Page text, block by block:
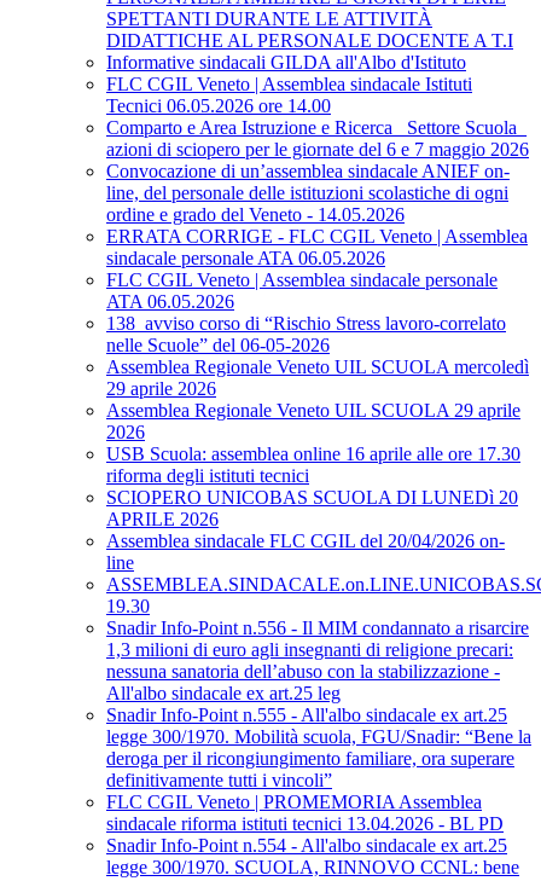
SPETTANTI DURANTE LE ATTIVITÀ
DIDATTICHE AL PERSONALE DOCENTE A T.I
Informative sindacali GILDA all'Albo d'Istituto
FLC CGIL Veneto | Assemblea sindacale Istituti
Tecnici 06.05.2026 ore 14.00
Comparto e Area Istruzione e Ricerca_ Settore Scuola_
azioni di sciopero per le giornate del 6 e 7 maggio 2026
Convocazione di un’assemblea sindacale ANIEF on-
line, del personale delle istituzioni scolastiche di ogni
ordine e grado del Veneto - 14.05.2026
ERRATA CORRIGE - FLC CGIL Veneto | Assemblea
sindacale personale ATA 06.05.2026
FLC CGIL Veneto | Assemblea sindacale personale
ATA 06.05.2026
138_avviso corso di “Rischio Stress lavoro-correlato
nelle Scuole” del 06-05-2026
Assemblea Regionale Veneto UIL SCUOLA mercoledì
29 aprile 2026
Assemblea Regionale Veneto UIL SCUOLA 29 aprile
2026
USB Scuola: assemblea online 16 aprile alle ore 17.30
riforma degli istituti tecnici
SCIOPERO UNICOBAS SCUOLA DI LUNEDì 20
APRILE 2026
Assemblea sindacale FLC CGIL del 20/04/2026 on-
line
19.30
Snadir Info-Point n.556 - Il MIM condannato a risarcire
1,3 milioni di euro agli insegnanti di religione precari:
nessuna sanatoria dell’abuso con la stabilizzazione -
All'albo sindacale ex art.25 leg
Snadir Info-Point n.555 - All'albo sindacale ex art.25
legge 300/1970. Mobilità scuola, FGU/Snadir: “Bene la
deroga per il ricongiungimento familiare, ora superare
definitivamente tutti i vincoli”
FLC CGIL Veneto | PROMEMORIA Assemblea
sindacale riforma istituti tecnici 13.04.2026 - BL PD
Snadir Info-Point n.554 - All'albo sindacale ex art.25
legge 300/1970. SCUOLA, RINNOVO CCNL: bene